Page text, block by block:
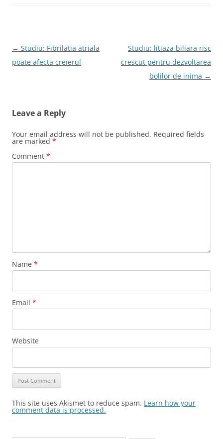
Post
navigation
← Studiu: Fibrilatia atriala
poate afecta creierul
Studiu: litiaza biliara risc
crescut pentru dezvoltarea
bolilor de inima →
Leave a Reply
Your email address will not be published. Required fields
are marked *
Comment *
Name *
Email *
Website
This site uses Akismet to reduce spam. Learn how your
comment data is processed.